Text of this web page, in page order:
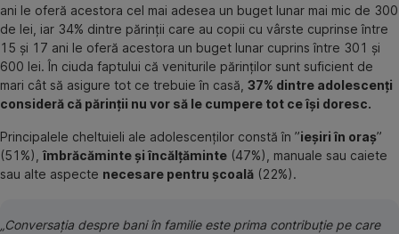
ani le oferă acestora cel mai adesea un buget lunar mai mic de 300
de lei, iar 34% dintre părinții care au copii cu vârste cuprinse între
15 și 17 ani le oferă acestora un buget lunar cuprins între 301 și
600 lei. În ciuda faptului că veniturile părinților sunt suficient de
mari cât să asigure tot ce trebuie în casă, 37% dintre adolescenți
consideră că părinții nu vor să le cumpere tot ce își doresc.
Principalele cheltuieli ale adolescenților constă în ”ieșiri în oraș”
(51%),îmbrăcăminte și încălțăminte (47%), manuale sau caiete
sau alte aspecte necesare pentru școală (22%).
„Conversația despre bani în familie este prima contribuție pe care